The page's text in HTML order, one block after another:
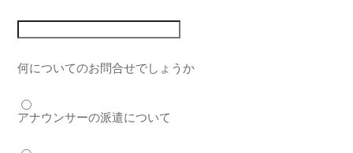
何についてのお問合せでしょうか
アナウンサーの派遣について